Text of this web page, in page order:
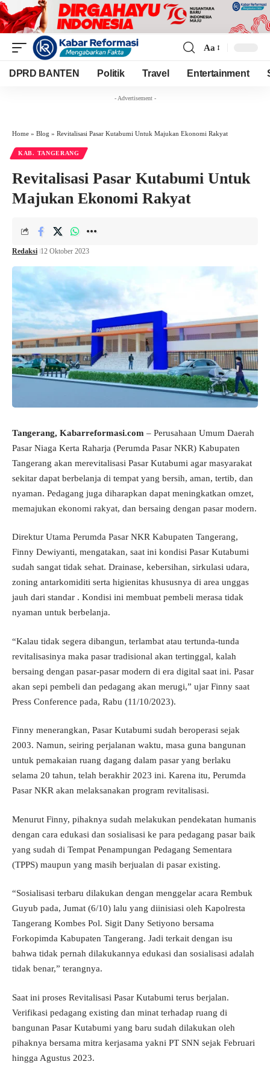
Resizer
Aa
DPRD BANTEN Politik Travel Entertainment
- Advertisement -
Home » Blog » Revitalisasi Pasar Kutabumi Untuk Majukan Ekonomi Rakyat
KAB. TANGERANG
Revitalisasi Pasar Kutabumi Untuk
Majukan Ekonomi Rakyat
Redaksi 12 Oktober 2023
Tangerang, Kabarreformasi.com – Perusahaan Umum Daerah
Pasar Niaga Kerta Raharja (Perumda Pasar NKR) Kabupaten
Tangerang akan merevitalisasi Pasar Kutabumi agar masyarakat
sekitar dapat berbelanja di tempat yang bersih, aman, tertib, dan
nyaman. Pedagang juga diharapkan dapat meningkatkan omzet,
memajukan ekonomi rakyat, dan bersaing dengan pasar modern.
Direktur Utama Perumda Pasar NKR Kabupaten Tangerang,
Finny Dewiyanti, mengatakan, saat ini kondisi Pasar Kutabumi
sudah sangat tidak sehat. Drainase, kebersihan, sirkulasi udara,
zoning antarkomiditi serta higienitas khususnya di area unggas
jauh dari standar . Kondisi ini membuat pembeli merasa tidak
nyaman untuk berbelanja.
“Kalau tidak segera dibangun, terlambat atau tertunda-tunda
revitalisasinya maka pasar tradisional akan tertinggal, kalah
bersaing dengan pasar-pasar modern di era digital saat ini. Pasar
akan sepi pembeli dan pedagang akan merugi,” ujar Finny saat
Press Conference pada, Rabu (11/10/2023).
Finny menerangkan, Pasar Kutabumi sudah beroperasi sejak
2003. Namun, seiring perjalanan waktu, masa guna bangunan
untuk pemakaian ruang dagang dalam pasar yang berlaku
selama 20 tahun, telah berakhir 2023 ini. Karena itu, Perumda
Pasar NKR akan melaksanakan program revitalisasi.
Menurut Finny, pihaknya sudah melakukan pendekatan humanis
dengan cara edukasi dan sosialisasi ke para pedagang pasar baik
yang sudah di Tempat Penampungan Pedagang Sementara
(TPPS) maupun yang masih berjualan di pasar existing.
“Sosialisasi terbaru dilakukan dengan menggelar acara Rembuk
Guyub pada, Jumat (6/10) lalu yang diinisiasi oleh Kapolresta
Tangerang Kombes Pol. Sigit Dany Setiyono bersama
Forkopimda Kabupaten Tangerang. Jadi terkait dengan isu
bahwa tidak pernah dilakukannya edukasi dan sosialisasi adalah
tidak benar,” terangnya.
Saat ini proses Revitalisasi Pasar Kutabumi terus berjalan.
Verifikasi pedagang existing dan minat terhadap ruang di
bangunan Pasar Kutabumi yang baru sudah dilakukan oleh
pihaknya bersama mitra kerjasama yakni PT SNN sejak Februari
hingga Agustus 2023.